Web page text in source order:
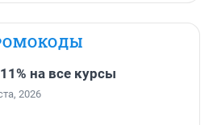
на все курсы
2026